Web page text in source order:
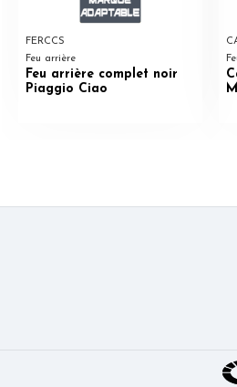
FERCCS
Feu arrière
Feu arrière complet noir
Piaggio Ciao